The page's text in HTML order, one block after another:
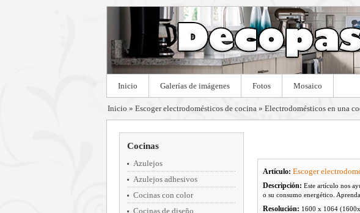
Inicio Galerías de imágenes Fotos Mosaico
Inicio » Escoger electrodomésticos de cocina » Electrodomésticos en una
Cocinas
Azulejos
Azulejos adhesivos
Cocinas con color
Cocinas de diseño
Artículo: Escoger
Descripción: Este artículo nos
o su consumo energético.
Resolución: 1600 x 1064